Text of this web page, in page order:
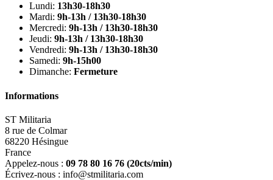
Lundi: 13h30-18h30
Mardi: 9h-13h / 13h30-18h30
Mercredi: 9h-13h / 13h30-18h30
Jeudi: 9h-13h / 13h30-18h30
Vendredi: 9h-13h / 13h30-18h30
Samedi: 9h-15h00
Dimanche: Fermeture
Informations
ST Militaria
8 rue de Colmar
68220 Hésingue
France
Appelez-nous : 09 78 80 16 76 (20cts/min)
Écrivez-nous : info@stmilitaria.com